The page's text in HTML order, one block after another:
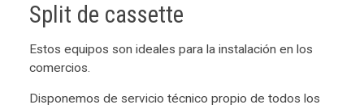
Split de cassette
Estos equipos son ideales para la instalación en los
comercios.
Disponemos de servicio técnico propio de todos los